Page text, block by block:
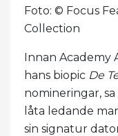
Foto: © Focus
Collection
Innan Academy
hans biopic De
nomineringar,
låta ledande
sin signatur